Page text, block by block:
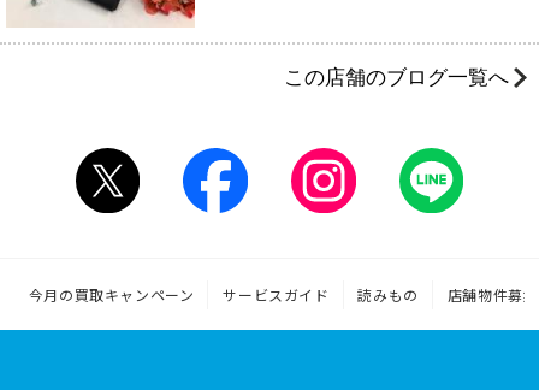
この店舗のブログ一覧へ
今月の買取キャンペーン サービスガイド 読みもの 店舗物件募集